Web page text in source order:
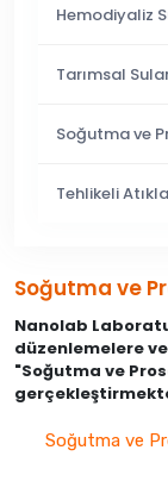
Hemodiyaliz
Tarımsal
Soğutma ve
Tehlikeli
Soğutma ve
Nanolab
düzenlemelere
"Soğutma ve
Soğutma ve